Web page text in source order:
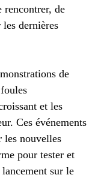
rencontrer, de
les dernières
de
et les
Ces événements
les nouvelles
pour tester et
sur le